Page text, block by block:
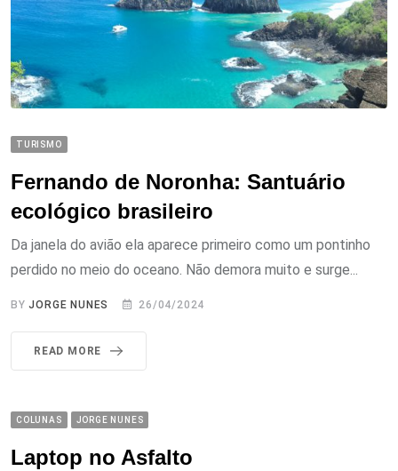
TURISMO
Fernando de Noronha: Santuário
ecológico brasileiro
Da janela do avião ela aparece primeiro como um pontinho
perdido no meio do oceano. Não demora muito e surge...
BYJORGE NUNES 26/04/2024
READ MORE
COLUNAS JORGE NUNES
Laptop no Asfalto